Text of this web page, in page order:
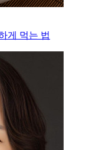
게 먹는 법